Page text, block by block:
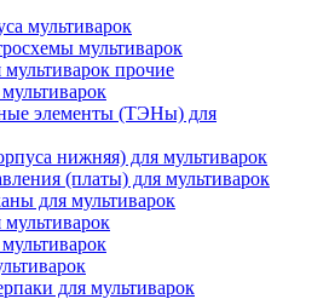
мультиварок
мультиварок
мультиварок прочие
элементы (ТЭНы) для
нижняя) для мультиварок
(платы) для мультиварок
для мультиварок
для мультиварок